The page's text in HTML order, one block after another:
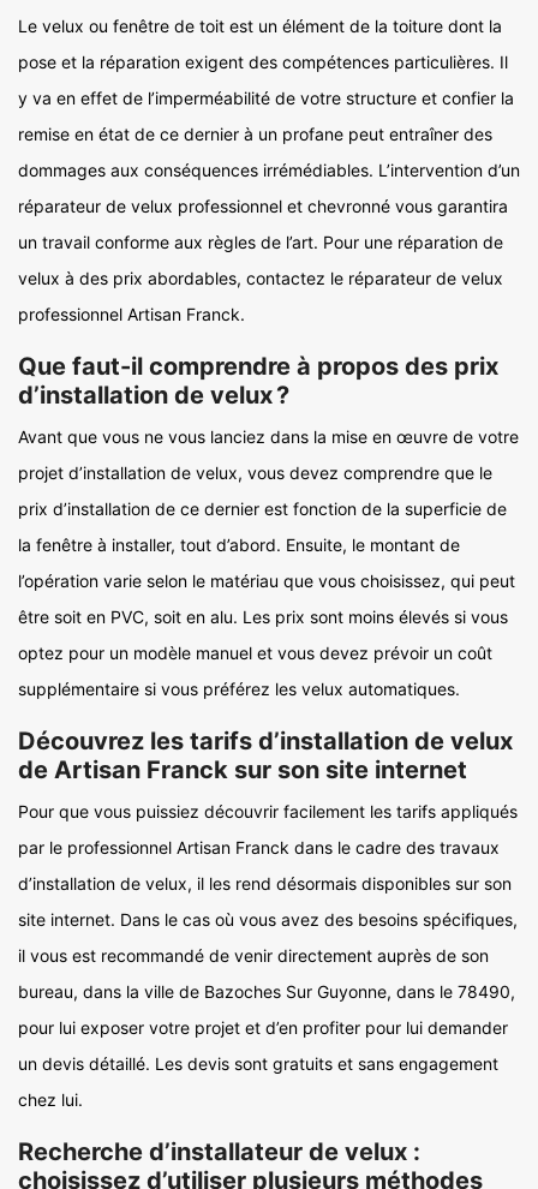
Le velux ou fenêtre de toit est un élément de la toiture dont la
pose et la réparation exigent des compétences particulières. Il
y va en effet de l’imperméabilité de votre structure et confier la
remise en état de ce dernier à un profane peut entraîner des
dommages aux conséquences irrémédiables. L’intervention d’un
réparateur de velux professionnel et chevronné vous garantira
un travail conforme aux règles de l’art. Pour une réparation de
velux à des prix abordables, contactez le réparateur de velux
professionnel Artisan Franck.
Que faut-il comprendre à propos des prix
d’installation de velux ?
Avant que vous ne vous lanciez dans la mise en œuvre de votre
projet d’installation de velux, vous devez comprendre que le
prix d’installation de ce dernier est fonction de la superficie de
la fenêtre à installer, tout d’abord. Ensuite, le montant de
l’opération varie selon le matériau que vous choisissez, qui peut
être soit en PVC, soit en alu. Les prix sont moins élevés si vous
optez pour un modèle manuel et vous devez prévoir un coût
supplémentaire si vous préférez les velux automatiques.
Découvrez les tarifs d’installation de velux
de Artisan Franck sur son site internet
Pour que vous puissiez découvrir facilement les tarifs appliqués
par le professionnel Artisan Franck dans le cadre des travaux
d’installation de velux, il les rend désormais disponibles sur son
site internet. Dans le cas où vous avez des besoins spécifiques,
il vous est recommandé de venir directement auprès de son
bureau, dans la ville de Bazoches Sur Guyonne, dans le 78490,
pour lui exposer votre projet et d’en profiter pour lui demander
un devis détaillé. Les devis sont gratuits et sans engagement
chez lui.
Recherche d’installateur de velux :
choisissez d’utiliser plusieurs méthodes